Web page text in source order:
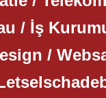
/ İş
/